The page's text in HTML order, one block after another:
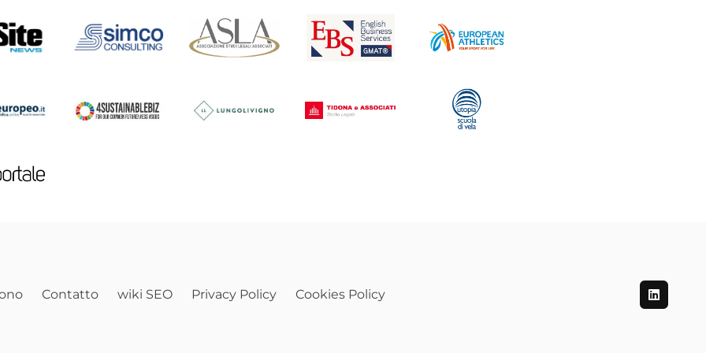
Contatto wiki SEO Privacy Policy Cookies Policy